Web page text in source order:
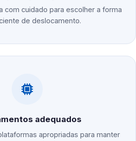
com cuidado para escolher a forma
de deslocamento.
adequados
apropriadas para manter